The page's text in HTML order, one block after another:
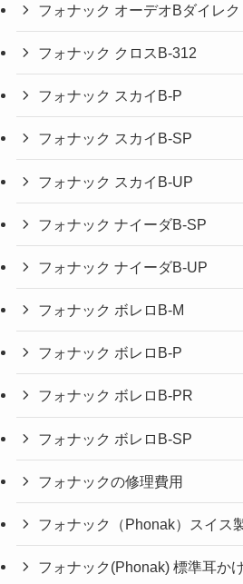
フォナック オーデオBダイレク
フォナック クロスB-312
フォナック スカイB-P
フォナック スカイB-SP
フォナック スカイB-UP
フォナック ナイーダB-SP
フォナック ナイーダB-UP
フォナック ボレロB-M
フォナック ボレロB-P
フォナック ボレロB-PR
フォナック ボレロB-SP
フォナックの修理費用
フォナック（Phonak）スイス
フォナック(Phonak) 標準耳か